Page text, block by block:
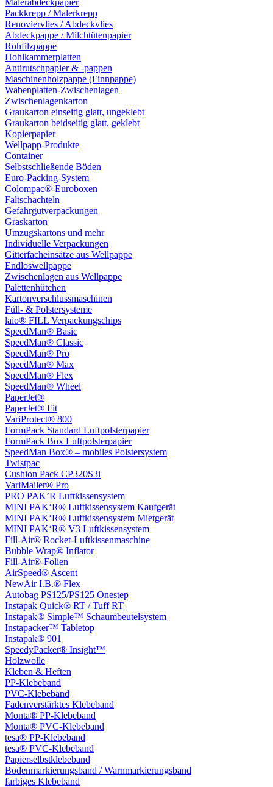
Malerabdeckpapier
Packkrepp / Malerkrepp
Renoviervlies / Abdeckvlies
Abdeckpappe / Milchtütenpapier
Rohfilzpappe
Hohlkammerplatten
Antirutschpapier & -pappen
Maschinenholzpappe (Finnpappe)
Wabenplatten-Zwischenlagen
Zwischenlagenkarton
Graukarton einseitig glatt, ungeklebt
Graukarton beidseitig glatt, geklebt
Kopierpapier
Wellpapp-Produkte
Container
Selbstschließende Böden
Euro-Packing-System
Colompac®-Euroboxen
Faltschachteln
Gefahrgutverpackungen
Graskarton
Umzugskartons und mehr
Individuelle Verpackungen
Gitterfacheinsätze aus Wellpappe
Endloswellpappe
Zwischenlagen aus Wellpappe
Palettenhütchen
Kartonverschlussmaschinen
Füll- & Polstersysteme
laio® FILL Verpackungschips
SpeedMan® Basic
SpeedMan® Classic
SpeedMan® Pro
SpeedMan® Max
SpeedMan® Flex
SpeedMan® Wheel
PaperJet®
PaperJet® Fit
VariProtect® 800
FormPack Standard Luftpolsterpapier
FormPack Box Luftpolsterpapier
SpeedMan Box® – mobiles Polstersystem
Twistpac
Cushion Pack CP320S3i
VariMailer® Pro
PRO PAK’R Luftkissensystem
MINI PAK‘R® Luftkissensystem Kaufgerät
MINI PAK‘R® Luftkissensystem Mietgerät
MINI PAK‘R® V3 Luftkissensystem
Fill-Air® Rocket-Luftkissenmaschine
Bubble Wrap® Inflator
Fill-Air®-Folien
AirSpeed® Ascent
NewAir I.B.® Flex
Autobag PS125/PS125 Onestep
Instapak Quick® RT / Tuff RT
Instapak® Simple™ Schaumbeutelsystem
Instapacker™ Tabletop
Instapak® 901
SpeedyPacker® Insight™
Holzwolle
Kleben & Heften
PP-Klebeband
PVC-Klebeband
Fadenverstärktes Klebeband
Monta® PP-Klebeband
Monta® PVC-Klebeband
tesa® PP-Klebeband
tesa® PVC-Klebeband
Papierselbstklebeband
Bodenmarkierungsband / Warnmarkierungsband
farbiges Klebeband